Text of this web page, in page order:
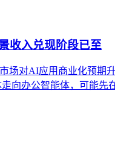
收入兑现阶段已至
场对AI应用商业化预
向办公智能体，可能先